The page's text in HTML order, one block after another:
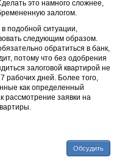
это намного сложнее,
залогом.
подобной ситуации,
следующим образом.
обратиться в банк,
потому что без одобрения
залоговой квартирой не
рабочих дней. Более того,
как определенный
рассмотрение заявки на
Обсудить